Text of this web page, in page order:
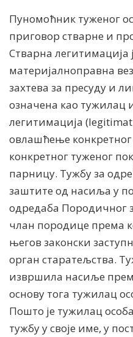
Пуномоћник туженог
приговор стварне и
Стварна легитимација
материјалноправна
захтева за пресуду и
означена као тужилац
легитимација
овлашћење
конкретног туженог
парницу. Тужбу за
заштите од насиља у
одредаба Породичног
члан породице према
његов законски
орган старатељства.
извршила насиље
основу тога тужилац
Пошто је тужилац
тужбу у своје име, у